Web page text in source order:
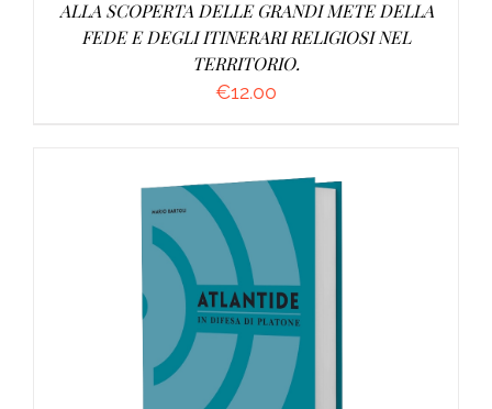
ALLA SCOPERTA DELLE GRANDI METE DELLA
FEDE E DEGLI ITINERARI RELIGIOSI NEL
TERRITORIO.
€12.00
AGGIUNGI AL CARRELLO /